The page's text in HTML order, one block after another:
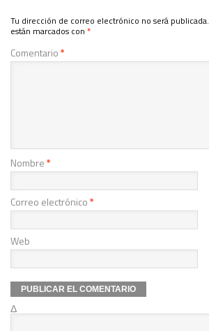
Tu dirección de correo electrónico no será publicada.
están marcados con *
Comentario*
Nombre*
Correo electrónico*
Web
Δ